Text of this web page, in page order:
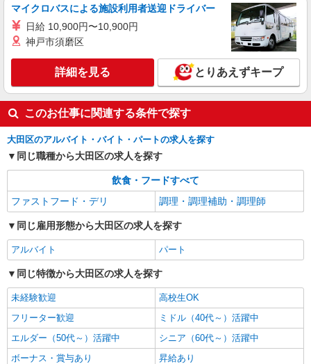
キープ 詳細を見る
コンパスグループ・ジャパン株式会社 39408_p
調理師【アルバイト・パート】
時給1,600円以上 試用期間中 時給1,600円以上
(試用期間2ヶ月) 残業が発生した場合、残業代を1
分単位で別途支給します。
くらら西馬込 （東京都大田区西馬込1-29-
12）
詳細を見る
マイクロバスによる施設利用者送迎ドライバー
日給 10,900円〜10,900円
神戸市須磨区
詳細を見る とりあえずキープ
このお仕事に関連する条件で探す
大田区のアルバイト・バイト・パートの求人を探す
同じ職種から大田区の求人を探す
飲食・フードすべて
ファストフード・デリ
調理・調理補助・調理師
同じ雇用形態から大田区の求人を探す
アルバイト パート
同じ特徴から大田区の求人を探す
未経験歓迎
高校生OK
フリーター歓迎
ミドル（40代～）活躍中
エルダー（50代～）活躍中
シニア（60代～）活躍中
ボーナス・賞与あり
昇給あり